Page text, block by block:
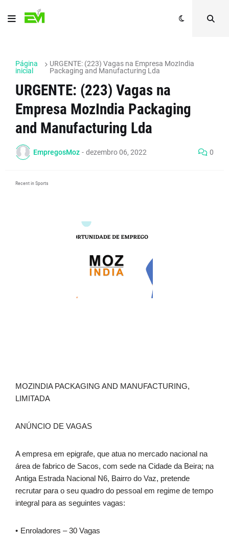
Página
inicial
URGENTE: (223) Vagas na Empresa MozIndia
Packaging and Manufacturing Lda
URGENTE: (223) Vagas na
Empresa MozIndia Packaging
and Manufacturing Lda
EmpregosMoz - dezembro 06, 2022 0
Recent in Sports
MOZINDIA PACKAGING AND MANUFACTURING,
LIMITADA
ANÚNCIO DE VAGAS
A empresa em epigrafe, que atua no mercado nacional na
área de fabrico de Sacos, com sede na Cidade da Beira; na
Antiga Estrada Nacional N6, Bairro do Vaz, pretende
recrutar para o seu quadro do pessoal em regime de tempo
integral para as seguintes vagas:
Enroladores – 30 Vagas